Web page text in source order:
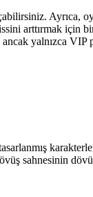
Ayrıca,
arttırmak için
yalnızca VIP
sahnesinin